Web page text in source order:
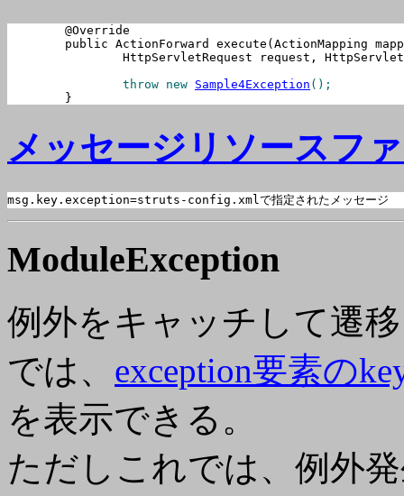
		throw new
Sample4Exception
	}
メッセージリソースフ
msg.key.exception=struts-config.xmlで指定されたメッセージ
ModuleException
例外をキャッチして遷
では、 exception要素の
を表示できる。
ただしこれでは、例外